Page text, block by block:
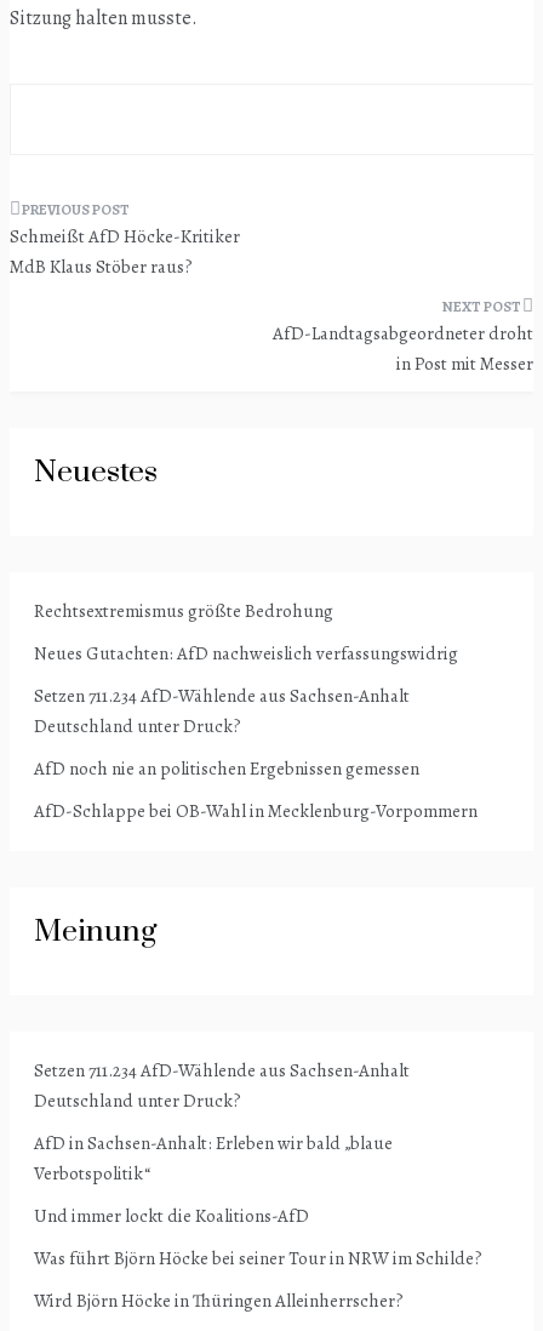
Sitzung halten musste.
Beitragsnavigation
Schmeißt AfD Höcke-Kritiker
MdB Klaus Stöber raus?
AfD-Landtagsabgeordneter droht
in Post mit Messer
Neuestes
Rechtsextremismus größte Bedrohung
Neues Gutachten: AfD nachweislich verfassungswidrig
Setzen 711.234 AfD-Wählende aus Sachsen-Anhalt
Deutschland unter Druck?
AfD noch nie an politischen Ergebnissen gemessen
AfD-Schlappe bei OB-Wahl in Mecklenburg-Vorpommern
Meinung
Setzen 711.234 AfD-Wählende aus Sachsen-Anhalt
Deutschland unter Druck?
AfD in Sachsen-Anhalt: Erleben wir bald „blaue
Verbotspolitik“
Und immer lockt die Koalitions-AfD
Was führt Björn Höcke bei seiner Tour in NRW im Schilde?
Wird Björn Höcke in Thüringen Alleinherrscher?